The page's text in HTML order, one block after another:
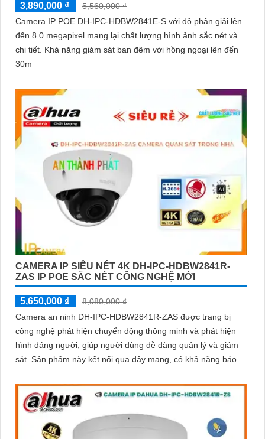
3,890,000 ₫
5,560,000 ₫
Camera IP POE DH-IPC-HDBW2841E-S với độ phân giải lên
đến 8.0 megapixel mang lại chất lượng hình ảnh sắc nét và
chi tiết. Khả năng giám sát ban đêm với hồng ngoại lên đến
30m
CAMERA IP SIÊU NÉT 4K DH-IPC-HDBW2841R-
ZAS IP POE SẮC NÉT CÔNG NGHỆ MỚI
5,650,000 ₫
8,080,000 ₫
Camera an ninh DH-IPC-HDBW2841R-ZAS được trang bị
công nghệ phát hiện chuyển động thông minh và phát hiện
hình dáng người, giúp người dùng dễ dàng quản lý và giám
sát. Sản phẩm này kết nối qua dây mạng, có khả năng báo